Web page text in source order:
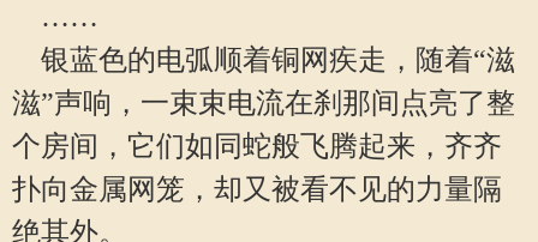
……
银蓝色的电弧顺着铜网疾走，随着“滋
滋”声响，一束束电流在刹那间点亮了整
个房间，它们如同蛇般飞腾起来，齐齐
扑向金属网笼，却又被看不见的力量隔
绝其外。